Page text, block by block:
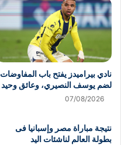
نادي بيراميدز يفتح باب المفاوضات
لضم يوسف النصيري، وعائق وحيد
07/08/2026
نتيجة مباراة مصر وإسبانيا فى
بطولة العالم لناشئات اليد